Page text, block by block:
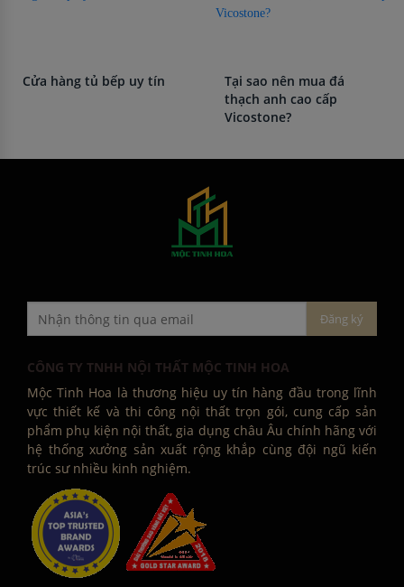
Tại sao nên mua đá
TOP 10 máy rửa bát
tốt nhất
CÔNG TY TNHH NỘI THẤT MỘC TINH HOA
Mộc Tinh Hoa là thương hiệu uy tín hàng đầu trong lĩnh
vực thiết kế và thi công nội thất trọn gói, cung cấp sản
phẩm phụ kiện nội thất, gia dụng châu Âu chính hãng với
hệ thống xưởng sản xuất rộng khắp cùng đội ngũ kiến
trúc sư nhiều kinh nghiệm.